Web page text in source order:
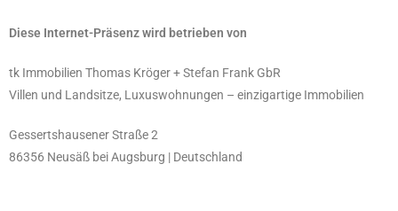
Diese Internet-Präsenz wird betrieben von
tk Immobilien Thomas Kröger + Stefan Frank GbR
Villen und Landsitze, Luxuswohnungen – einzigartige Immobilien
Gessertshausener Straße 2
86356 Neusäß bei Augsburg | Deutschland